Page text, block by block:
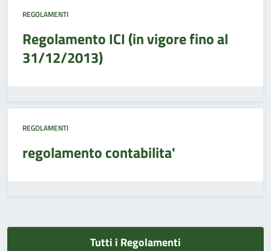
REGOLAMENTI
Regolamento ICI (in vigore fino al
31/12/2013)
REGOLAMENTI
regolamento contabilita'
Tutti i Regolamenti